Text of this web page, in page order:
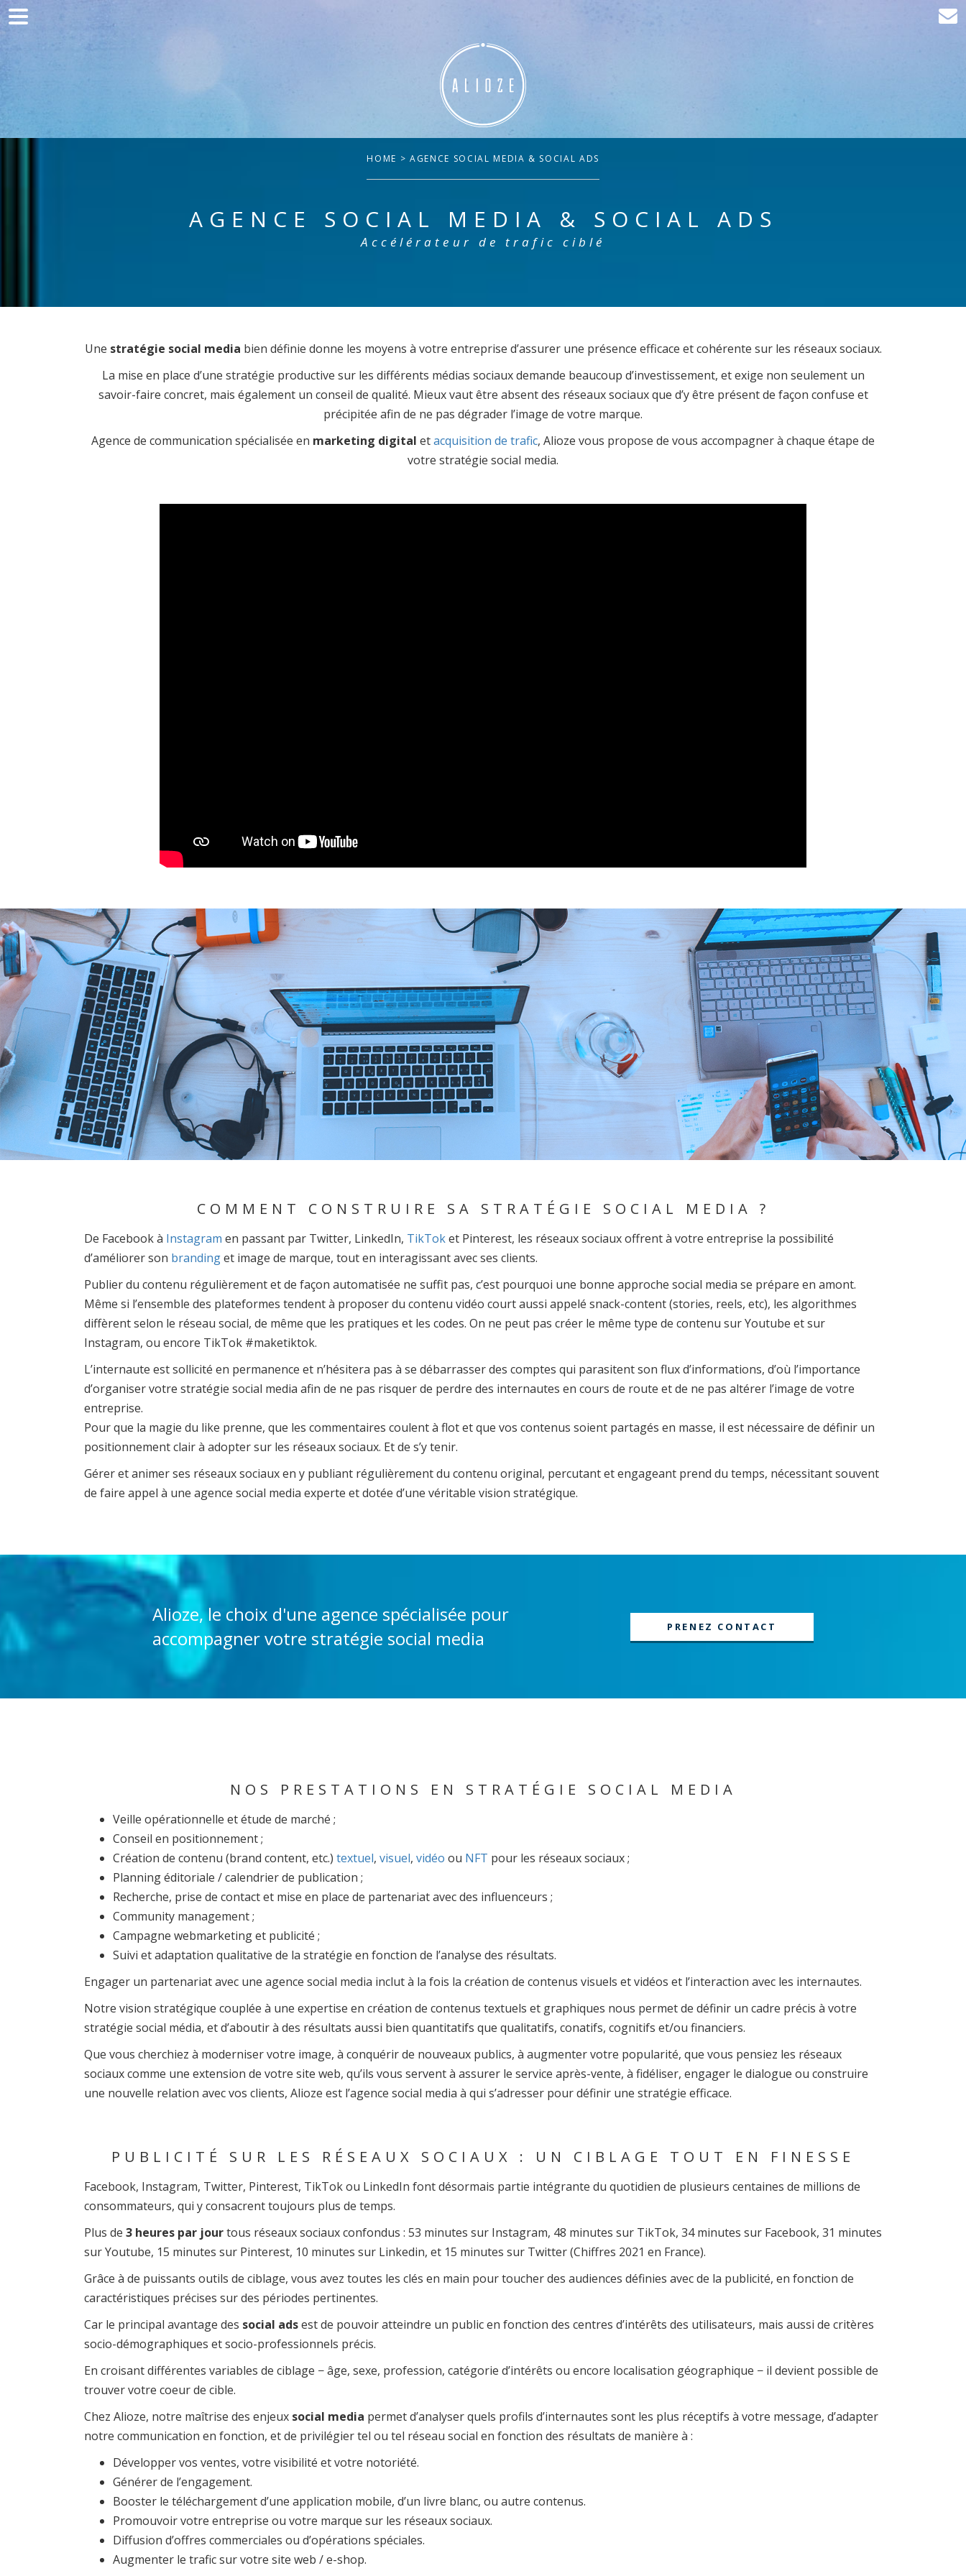
Home
HOME > AGENCE SOCIAL MEDIA & SOCIAL ADS
AGENCE SOCIAL MEDIA & SOCIAL ADS
Accélérateur de trafic ciblé
Une stratégie social media bien définie donne les moyens à votre entreprise d’assurer une présence efficace et cohérente sur les réseaux sociaux.
La mise en place d’une stratégie productive sur les différents médias sociaux demande beaucoup d’investissement, et exige non seulement un
savoir-faire concret, mais également un conseil de qualité. Mieux vaut être absent des réseaux sociaux que d’y être présent de façon confuse et
précipitée afin de ne pas dégrader l’image de votre marque.
Agence de communication spécialisée en marketing digital etacquisition de trafic, Alioze vous propose de vous accompagner à chaque étape de
votre stratégie social media.
COMMENT CONSTRUIRE SA STRATÉGIE SOCIAL MEDIA ?
De Facebook à Instagram en passant par Twitter, LinkedIn, TikToket Pinterest, les réseaux sociaux offrent à votre entreprise la possibilité
d’améliorer son brandinget image de marque, tout en interagissant avec ses clients.
Publier du contenu régulièrement et de façon automatisée ne suffit pas, c’est pourquoi une bonne approche social media se prépare en amont.
Même si l’ensemble des plateformes tendent à proposer du contenu vidéo court aussi appelé snack-content (stories, reels, etc), les algorithmes
diffèrent selon le réseau social, de même que les pratiques et les codes. On ne peut pas créer le même type de contenu sur Youtube et sur
Instagram, ou encore TikTok #maketiktok.
L’internaute est sollicité en permanence et n’hésitera pas à se débarrasser des comptes qui parasitent son flux d’informations, d’où l’importance
d’organiser votre stratégie social media afin de ne pas risquer de perdre des internautes en cours de route et de ne pas altérer l’image de votre
entreprise.
Pour que la magie du like prenne, que les commentaires coulent à flot et que vos contenus soient partagés en masse, il est nécessaire de définir un
positionnement clair à adopter sur les réseaux sociaux. Et de s’y tenir.
Gérer et animer ses réseaux sociaux en y publiant régulièrement du contenu original, percutant et engageant prend du temps, nécessitant souvent
de faire appel à une agence social media experte et dotée d’une véritable vision stratégique.
Alioze, le choix d'une agence spécialisée pour
accompagner votre stratégie social media
PRENEZ CONTACT
NOS PRESTATIONS EN STRATÉGIE SOCIAL MEDIA
Veille opérationnelle et étude de marché ;
Conseil en positionnement ;
Création de contenu (brand content, etc.) textuel, visuel, vidéo ou NFT pour les réseaux sociaux ;
Planning éditoriale / calendrier de publication ;
Recherche, prise de contact et mise en place de partenariat avec des influenceurs ;
Community management ;
Campagne webmarketing et publicité ;
Suivi et adaptation qualitative de la stratégie en fonction de l’analyse des résultats.
Engager un partenariat avec une agence social media inclut à la fois la création de contenus visuels et vidéos et l’interaction avec les internautes.
Notre vision stratégique couplée à une expertise en création de contenus textuels et graphiques nous permet de définir un cadre précis à votre
stratégie social média, et d’aboutir à des résultats aussi bien quantitatifs que qualitatifs, conatifs, cognitifs et/ou financiers.
Que vous cherchiez à moderniser votre image, à conquérir de nouveaux publics, à augmenter votre popularité, que vous pensiez les réseaux
sociaux comme une extension de votre site web, qu’ils vous servent à assurer le service après-vente, à fidéliser, engager le dialogue ou construire
une nouvelle relation avec vos clients, Alioze est l’agence social media à qui s’adresser pour définir une stratégie efficace.
PUBLICITÉ SUR LES RÉSEAUX SOCIAUX : UN CIBLAGE TOUT EN FINESSE
Facebook, Instagram, Twitter, Pinterest, TikTok ou LinkedIn font désormais partie intégrante du quotidien de plusieurs centaines de millions de
consommateurs, qui y consacrent toujours plus de temps.
Plus de 3 heures par jourtous réseaux sociaux confondus : 53 minutes sur Instagram, 48 minutes sur TikTok, 34 minutes sur Facebook, 31 minutes
sur Youtube, 15 minutes sur Pinterest, 10 minutes sur Linkedin, et 15 minutes sur Twitter (Chiffres 2021 en France).
Grâce à de puissants outils de ciblage, vous avez toutes les clés en main pour toucher des audiences définies avec de la publicité, en fonction de
caractéristiques précises sur des périodes pertinentes.
Car le principal avantage des social adsest de pouvoir atteindre un public en fonction des centres d’intérêts des utilisateurs, mais aussi de critères
socio-démographiques et socio-professionnels précis.
En croisant différentes variables de ciblage − âge, sexe, profession, catégorie d’intérêts ou encore localisation géographique − il devient possible de
trouver votre coeur de cible.
Chez Alioze, notre maîtrise des enjeux social media permet d’analyser quels profils d’internautes sont les plus réceptifs à votre message, d’adapter
notre communication en fonction, et de privilégier tel ou tel réseau social en fonction des résultats de manière à :
Développer vos ventes, votre visibilité et votre notoriété.
Générer de l’engagement.
Booster le téléchargement d’une application mobile, d’un livre blanc, ou autre contenus.
Promouvoir votre entreprise ou votre marque sur les réseaux sociaux.
Diffusion d’offres commerciales ou d’opérations spéciales.
Augmenter le trafic sur votre site web / e-shop.